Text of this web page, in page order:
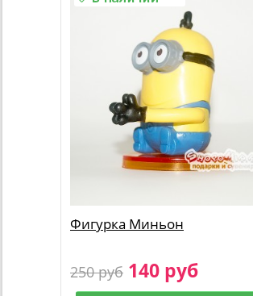
Фигурка Миньон
250 руб 140 руб